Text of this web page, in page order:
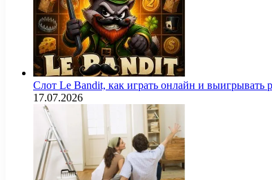
Слот Le Bandit, как играть онлайн и выигрывать
17.07.2026